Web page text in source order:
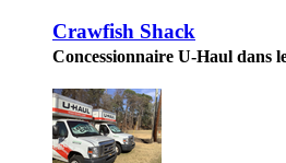
Crawfish Shack
Concessionnaire U-Haul dans